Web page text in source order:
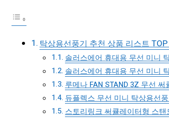
탁상용선풍기 추천 상품 리스트
솔러스에어 휴대용 무선 미니
솔러스에어 휴대용 무선 미니
루메나 FAN STAND 3Z 무선
듀플렉스 무선 미니 탁상용선
스토리링크 써큘레이터형 스탠